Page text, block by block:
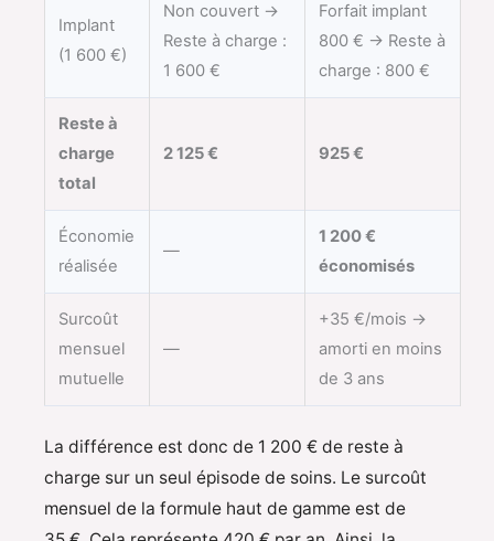
Implant
(1 600 €)
Non couvert →
Reste à charge :
1 600 €
Forfait implant
800 € → Reste à
charge : 800 €
Reste à
charge
total
2 125 € 925 €
Économie
réalisée
—
1 200 €
économisés
Surcoût
mensuel
mutuelle
—
+35 €/mois →
amorti en moins
de 3 ans
La différence est donc de 1 200 € de reste à
charge sur un seul épisode de soins. Le surcoût
mensuel de la formule haut de gamme est de